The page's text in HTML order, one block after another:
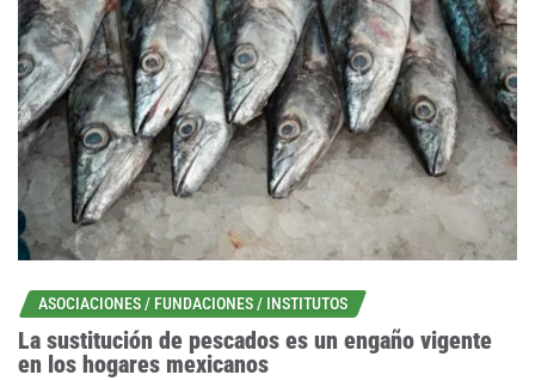
ASOCIACIONES / FUNDACIONES / INSTITUTOS
La sustitución de pescados es un engaño vigente
en los hogares mexicanos